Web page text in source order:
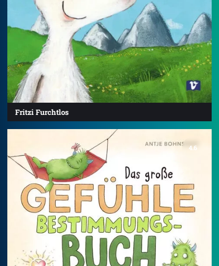
Fritzi Furchtlos
4.6